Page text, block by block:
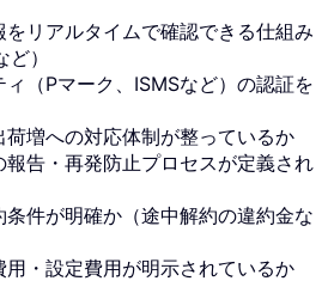
リアルタイムで確認できる仕組み
）
（Pマーク、ISMSなど）の認証を
増への対応体制が整っているか
告・再発防止プロセスが定義され
件が明確か（途中解約の違約金な
・設定費用が明示されているか